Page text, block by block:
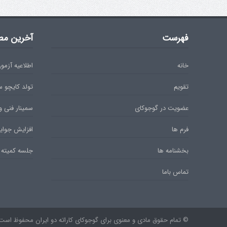
فهرست
خانه
تقویم
عضویت در گوجوکای
فرم ها
بخشنامه ها
تماس باما
آخرین
اطلاعیه آزمون
تولد
سمینار فنی
افزایش
جلسه
© تمام حقوق مادی و معنوی برای گوجوکای کاراته دو ایران محفوظ است.